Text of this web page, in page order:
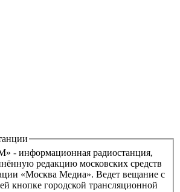
- информационная радиостанция,
редакцию московских средств
«Москва Медиа». Ведет вещание с
кнопке городской трансляционной